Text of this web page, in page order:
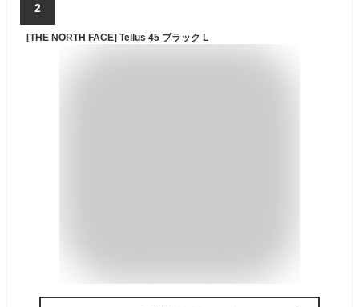
2
[THE NORTH FACE] Tellus 45 ブラック L